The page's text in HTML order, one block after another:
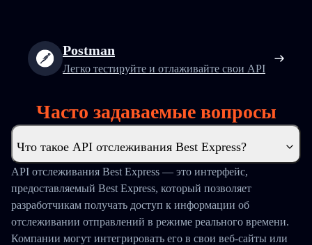
Postman
Легко тестируйте и отлаживайте свои API
Часто задаваемые вопросы
Что такое API отслеживания Best Express?
API отслеживания Best Express — это интерфейс,
предоставляемый Best Express, который позволяет
разработчикам получать доступ к информации об
отслеживании отправлений в режиме реального времени.
Компании могут интегрировать его в свои веб-сайты или